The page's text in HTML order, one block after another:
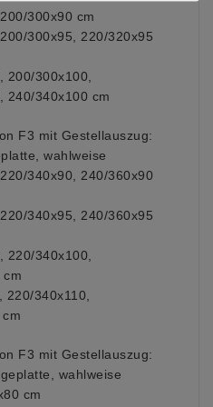
300x90 cm
300x95, 220/320x95
200/300x100,
240/340x100 cm
F3 mit Gestellauszug:
wahlweise
340x90, 240/360x90
340x95, 240/360x95
220/340x100,
cm
220/340x110,
F3 mit Gestellauszug:
wahlweise
cm